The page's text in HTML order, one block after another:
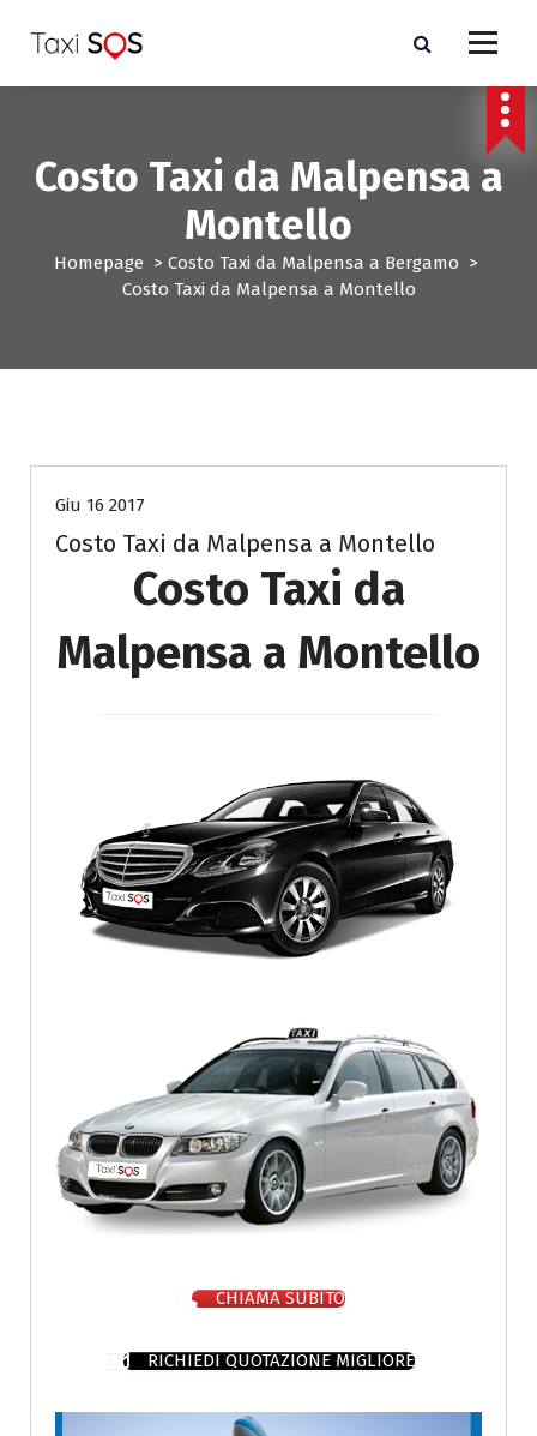
a
Costo Taxi da Malpensa a
Montello
Homepage > Costo Taxi da Malpensa a Bergamo >
Costo Taxi da Malpensa a Montello
Giu 16 2017
Costo Taxi da Malpensa a Montello
Costo Taxi da
Malpensa a Montello
CHIAMA SUBITO
RICHIEDI QUOTAZIONE MIGLIORE